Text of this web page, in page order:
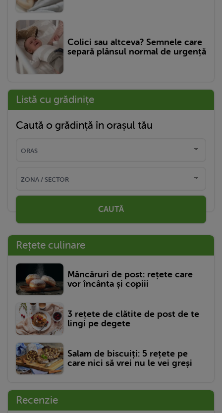
Colici sau altceva? Semnele care
separă plânsul normal de urgență
Listă cu grădinițe
Caută o grădință în orașul tău
CAUTĂ
Rețete culinare
Mâncăruri de post: rețete care
vor încânta și copiii
3 rețete de clătite de post de te
lingi pe degete
Salam de biscuiți: 5 rețete pe
care nici să vrei nu le vei greși
Recenzie